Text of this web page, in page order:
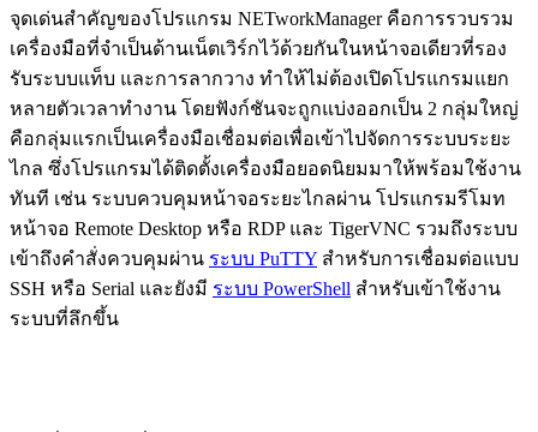
จุดเด่นสำคัญของโปรแกรม NETworkManager คือการรวบรวม
เครื่องมือที่จำเป็นด้านเน็ตเวิร์กไว้ด้วยกันในหน้าจอเดียวที่รอง
รับระบบแท็บ และการลากวาง ทำให้ไม่ต้องเปิดโปรแกรมแยก
หลายตัวเวลาทำงาน โดยฟังก์ชันจะถูกแบ่งออกเป็น 2 กลุ่มใหญ่
คือกลุ่มแรกเป็นเครื่องมือเชื่อมต่อเพื่อเข้าไปจัดการระบบระยะ
ไกล ซึ่งโปรแกรมได้ติดตั้งเครื่องมือยอดนิยมมาให้พร้อมใช้งาน
ทันที เช่น ระบบควบคุมหน้าจอระยะไกลผ่าน โปรแกรมรีโมท
หน้าจอ Remote Desktop หรือ RDP และ TigerVNC รวมถึงระบบ
เข้าถึงคำสั่งควบคุมผ่าน ระบบ PuTTY สำหรับการเชื่อมต่อแบบ
SSH หรือ Serial และยังมี ระบบ PowerShell สำหรับเข้าใช้งาน
ระบบที่ลึกขึ้น